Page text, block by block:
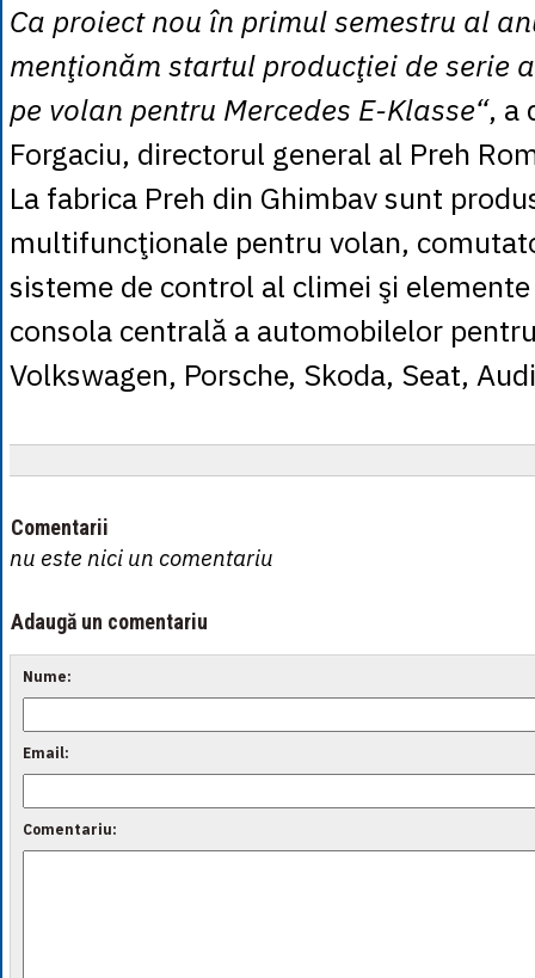
Ca proiect nou în primul semestru al
menţionăm startul producţiei de serie
pe volan pentru Mercedes E-Klasse“, a
Forgaciu, directorul general al Preh
La fabrica Preh din Ghimbav sunt
multifuncţionale pentru volan,
sisteme de control al climei şi
consola centrală a automobilelor
Volkswagen, Porsche, Skoda, Seat,
Comentarii
nu este nici un comentariu
Adaugă un comentariu
Nume:
Email:
Comentariu: